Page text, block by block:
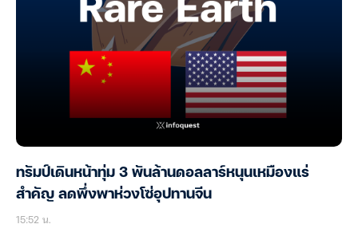
ทรัมป์เดินหน้าทุ่ม 3 พันล้านดอลลาร์หนุนเหมืองแร่
สำคัญ ลดพึ่งพาห่วงโซ่อุปทานจีน
15:52 น.